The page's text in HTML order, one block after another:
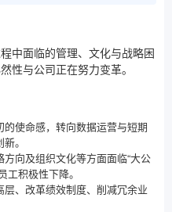
中面临的管理、文化与战略困
性与公司正在努力变革。
使命感，转向数据运营与短期
。
向及组织文化等方面面临“大公
工积极性下降。
、改革绩效制度、削减冗余业